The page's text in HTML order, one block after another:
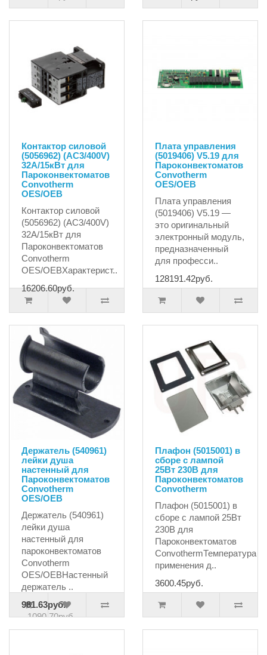
Контактор силовой
(5056962) (AC3/400V)
32A/15кВт для
Пароконвектоматов
Convotherm
OES/OEB
Контактор силовой
(5056962) (AC3/400V)
32A/15кВт для
Пароконвектоматов
Convotherm
OES/OEBХарактерист..
16206.60руб.
Плата управления
(5019406) V5.19 для
Пароконвектоматов
Convotherm
OES/OEB
Плата управления
(5019406) V5.19 —
это оригинальный
электронный модуль,
предназначенный
для професси..
128191.42руб.
Держатель (540961)
лейки душа
настенный для
Пароконвектоматов
Convotherm
OES/OEB
Держатель (540961)
лейки душа
настенный для
пароконвектоматов
Convotherm
OES/OEBНастенный
держатель ..
981.63руб.
1090.70руб.
Плафон (5015001) в
сборе с лампой
25Вт 230В для
Пароконвектоматов
Сonvotherm
Плафон (5015001) в
сборе с лампой 25Вт
230В для
Пароконвектоматов
СonvothermТемпература
применения д..
3600.45руб.